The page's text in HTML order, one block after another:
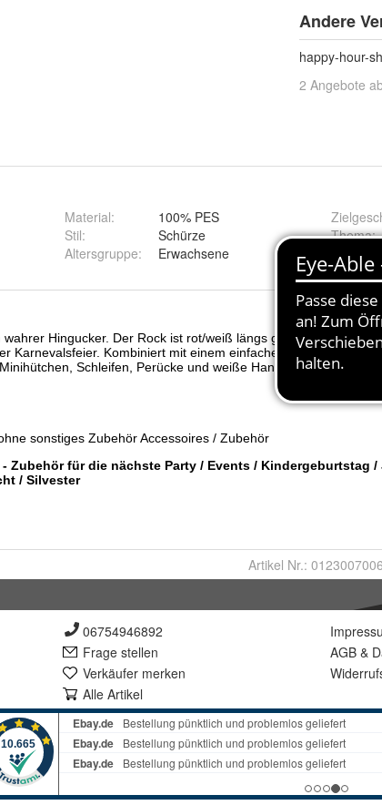
Andere
happy-hour-
2 Angebote
Material:
100% PES
Stil:
Schürze
Altersgruppe: Erwachsene
Thema:
Artikel Nr.: 0123007006
06754946892
Frage stellen
Verkäufer merken
Alle Artikel
AGB &